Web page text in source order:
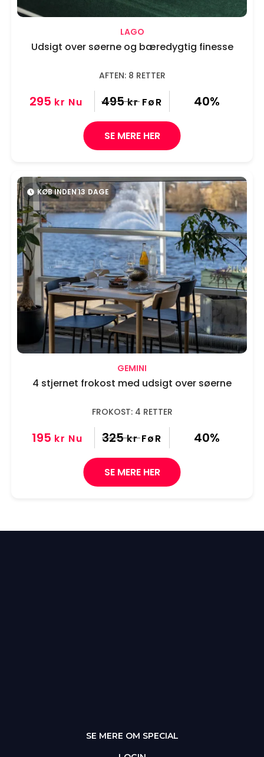
LAGO
Udsigt over søerne og bæredygtig finesse
AFTEN: 8 RETTER
295 kr Nu 495 kr FøR 40%
SE MERE HER
GEMINI
4 stjernet frokost med udsigt over søerne
FROKOST: 4 RETTER
195 kr Nu 325 kr FøR 40%
SE MERE HER
KØB INDEN13 DAGE
SE MERE OM SPECIAL